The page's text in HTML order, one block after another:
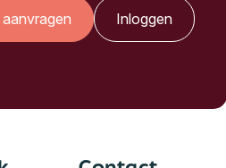
Inloggen